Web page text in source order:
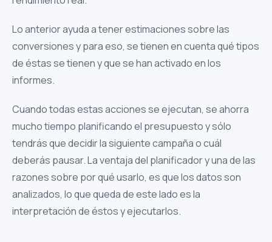
Lo anterior ayuda a tener estimaciones sobre las
conversiones y para eso, se tienen en cuenta qué tipos
de éstas se tienen y que se han activado en los
informes.
Cuando todas estas acciones se ejecutan, se ahorra
mucho tiempo planificando el presupuesto y sólo
tendrás que decidir la siguiente campaña o cuál
deberás pausar.La ventaja del planificador y una de las
razones sobre por qué usarlo, es que los datos son
analizados, lo que queda de este lado es la
interpretación de éstos y ejecutarlos.